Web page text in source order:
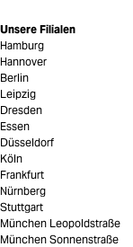
Unsere Filialen
Hamburg
Hannover
Berlin
Leipzig
Dresden
Essen
Düsseldorf
Köln
Frankfurt
Nürnberg
Stuttgart
München Leopoldstraße
München Sonnenstraße